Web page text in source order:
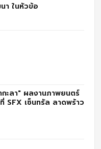
า ในหัวข้อ
ะลา" ผลงานภาพยนตร์
SFX เซ็นทรัล ลาดพร้าว